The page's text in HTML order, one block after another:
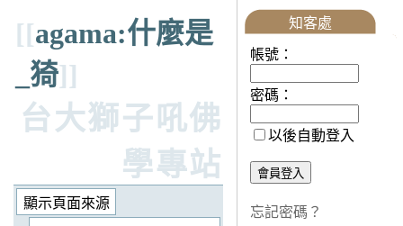
[[agama:什麼是
_猗]]
台大獅子吼佛
學專站
知客處
帳號：
密碼：
以後自動登入
忘記密碼？